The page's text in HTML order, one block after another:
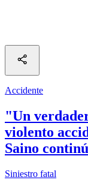
Accidente
"Un
violento
Saino
Siniestro fatal